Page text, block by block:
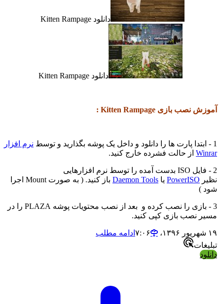
دانلود Kitten Rampage
دانلود Kitten Rampage
آموزش نصب بازی Kitten Rampage :
1 - ابتدا پارت ها را دانلود و داخل یک پوشه بگذارید و توسط
نرم افزار
Winrar از حالت فشرده خارج کنید.
2 - فایل ISO بدست آمده را توسط نرم افزارهایی
نظیر PowerISO یا Daemon Tools
باز کنید. ( به صورت Mount اجرا
شود )
3 - بازی را نصب کرده و بعد از نصب محتویات پوشه PLAZA را در
مسیر نصب بازی کپی کنید.
۱۹ شهریور ۱۳۹۶،‏ ۷:۰۶
ادامه مطلب
تبلیغات
دانلود